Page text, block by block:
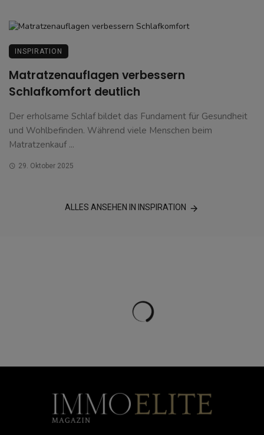
INSPIRATION
Matratzenauflagen verbessern
Schlafkomfort deutlich
Der erholsame Schlaf bildet das Fundament für Gesundheit
und Wohlbefinden. Während viele Menschen beim
Matratzenkauf ...
29. Oktober 2025
ALLES ANSEHEN IN INSPIRATION